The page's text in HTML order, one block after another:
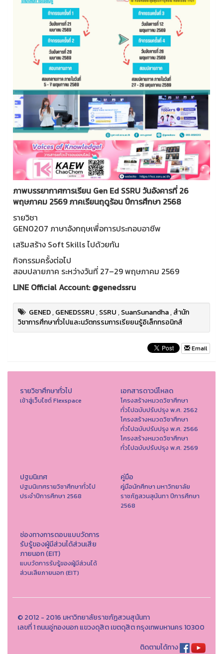
ภาพบรรยากาศการเรียน Gen Ed SSRU วันอังคารที่ 26
พฤษภาคม 2569 ภาคเรียนฤดูร้อน ปีการศึกษา 2568
รายวิชา
GEN0207 ภาษาอังกฤษเพื่อการประกอบอาชีพ
เสริมสร้าง Soft Skills ไปด้วยกัน
กิจกรรมครั้งต่อไป
สอบปลายภาค ระหว่างวันที่ 27–29 พฤษภาคม 2569
LINE Official Account: @genedssru
GENED,GENEDSSRU,SSRU,SuanSunandha,สำนัก
วิชาการศึกษาทั่วไปและนวัตกรรมการเรียยนรู้อิเล็กทรอนิกส์
Email
รายวิชาศึกษาทั่วไป
เข้าสู่เว็บไซต์ Flexspace
เอกสารดาวน์โหลด
โครงสร้างหมวดวิชาศึกษา
ทั่วไปฉบับปรับปรุง พ.ศ. 2562
โครงสร้างหมวดวิชาศึกษา
ทั่วไปฉบับปรับปรุง พ.ศ. 2566
โครงสร้างหมวดวิชาศึกษา
ทั่วไปฉบับปรับปรุง พ.ศ. 2569
ปฐมนิเทศ
ปฐมนิเทศรายวิชาศึกษาทั่วไป
ประจำปีการศึกษา 2568
คู่มือ
คู่มือนักศึกษา มหาวิทยาลัย
ราชภัฏสวนสุนันทา ปีการศึกษา
2568
ช่องทางการตอบแบบวัดการ
รับรู้ของผู้มีส่วนได้ส่วนเสีย
ภายนอก (EIT)
แบบวัดการรับรู้ของผู้มีส่วนได้
ส่วนเสียภายนอก (EIT)
© 2012 - 2016 มหาวิทยาลัยราชภัฏสวนสุนันทา
เลขที่ 1 ถนนอู่ทองนอก แขวงดุสิต เขตดุสิต กรุงเทพมหานคร 10300
ติดตามได้ทาง